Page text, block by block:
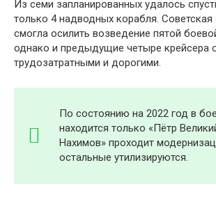
Из семи запланированных удалось
только 4 надводных корабля. Советская
смогла осилить возведение пятой
однако и предыдущие четыре крейсера
трудозатратными и дорогими.
По состоянию на 2022 год в
находится только «Пётр
Нахимов» проходит
остальные утилизируются.